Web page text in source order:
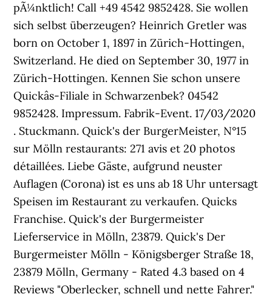
pÃ¼nktlich! Call +49 4542 9852428. Sie wollen
sich selbst überzeugen? Heinrich Gretler was
born on October 1, 1897 in Zürich-Hottingen,
Switzerland. He died on September 30, 1977 in
Zürich-Hottingen. Kennen Sie schon unsere
Quickâs-Filiale in Schwarzenbek? 04542
9852428. Impressum. Fabrik-Event. 17/03/2020
. Stuckmann. Quick's der BurgerMeister, N°15
sur Mölln restaurants: 271 avis et 20 photos
détaillées. Liebe Gäste, aufgrund neuster
Auflagen (Corona) ist es uns ab 18 Uhr untersagt
Speisen im Restaurant zu verkaufen. Quicks
Franchise. Quick's der Burgermeister
Lieferservice in Mölln, 23879. Quick's Der
Burgermeister Mölln - Königsberger Straße 18,
23879 Mölln, Germany - Rated 4.3 based on 4
Reviews "Oberlecker, schnell und nette Fahrer."